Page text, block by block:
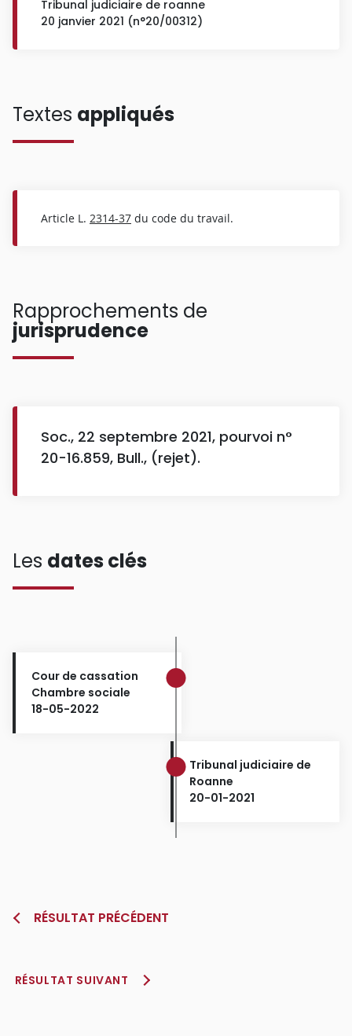
Tribunal judiciaire de roanne
20 janvier 2021 (n°20/00312)
Textes appliqués
Article L. 2314-37 du code du travail.
Rapprochements de
jurisprudence
Soc., 22 septembre 2021, pourvoi n°
20-16.859, Bull., (rejet).
Les dates clés
Cour de cassation
Chambre sociale
18-05-2022
Tribunal judiciaire de
Roanne
20-01-2021
RÉSULTAT PRÉCÉDENT
RÉSULTAT SUIVANT